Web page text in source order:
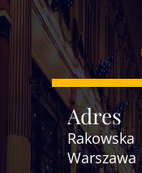
Adres
Rakowska
Warszawa